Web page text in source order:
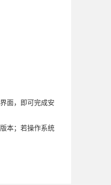
面，即可完成安
本；若操作系统